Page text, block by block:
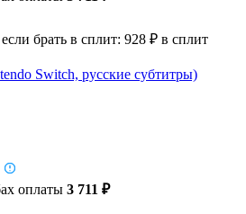
брать в сплит: 928 ₽ в сплит
Switch, русские субтитры)
оплаты 3 711 ₽